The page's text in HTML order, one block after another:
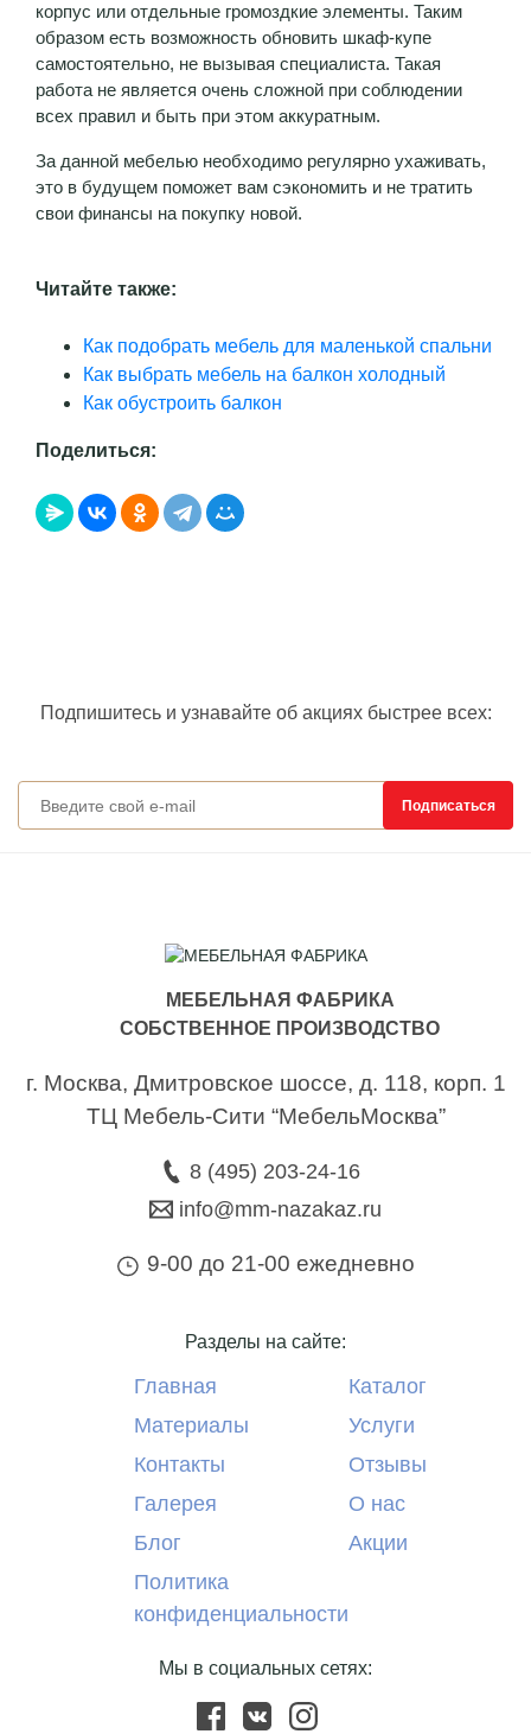
корпус или отдельные громоздкие элементы. Таким
образом есть возможность обновить шкаф-купе
самостоятельно, не вызывая специалиста. Такая
работа не является очень сложной при соблюдении
всех правил и быть при этом аккуратным.
За данной мебелью необходимо регулярно ухаживать,
это в будущем поможет вам сэкономить и не тратить
свои финансы на покупку новой.
Читайте также:
Как подобрать мебель для маленькой спальни
Как выбрать мебель на балкон холодный
Как обустроить балкон
Поделиться:
Подпишитесь и узнавайте об акциях быстрее всех:
Подписаться
МЕБЕЛЬНАЯ ФАБРИКА
СОБСТВЕННОЕ ПРОИЗВОДСТВО
г. Москва, Дмитровское шоссе, д. 118, корп. 1
ТЦ Мебель-Сити “МебельМосква”
8 (495) 203-24-16
info@mm-nazakaz.ru
9-00 до 21-00 ежедневно
Разделы на сайте:
Главная
Каталог
Материалы
Услуги
Контакты
Отзывы
Галерея
О нас
Блог
Акции
Политика
конфиденциальности
Мы в социальных сетях: